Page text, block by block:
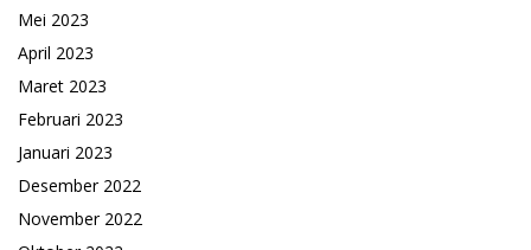
Mei 2023
April 2023
Maret 2023
Februari 2023
Januari 2023
Desember 2022
November 2022